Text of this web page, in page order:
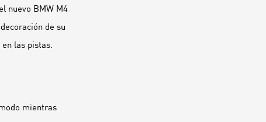
nuevo BMW M4
de su
las pistas.
mientras